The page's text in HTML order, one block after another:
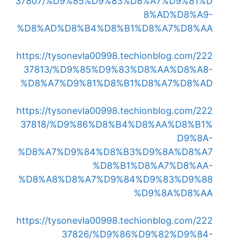
8%AD%D8%A9-
%D8%AD%D8%B4%D8%B1%D8%A7%D8%AA
https://tysonevla00998.techionblog.com/222
37813/%D9%85%D9%83%D8%AA%D8%A8-
%D8%A7%D9%81%D8%B1%D8%A7%D8%AD
https://tysonevla00998.techionblog.com/222
37818/%D9%86%D8%B4%D8%AA%D8%B1%
D9%8A-
%D8%A7%D9%84%D8%B3%D9%8A%D8%A7
%D8%B1%D8%A7%D8%AA-
%D8%A8%D8%A7%D9%84%D9%83%D9%88
%D9%8A%D8%AA
https://tysonevla00998.techionblog.com/222
37826/%D9%86%D9%82%D9%84-